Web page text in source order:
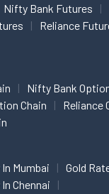
Nifty Bank Futures
Reliance
Nifty Bank
Chain
Reliance
Mumbai
Gold
Chennai